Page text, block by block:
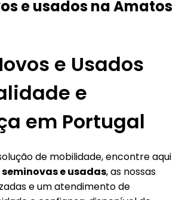
e usados ​​na Amatos
e Usados
e
em Portugal
de mobilidade, encontre aqui
e usadas, as nossas
e um atendimento de